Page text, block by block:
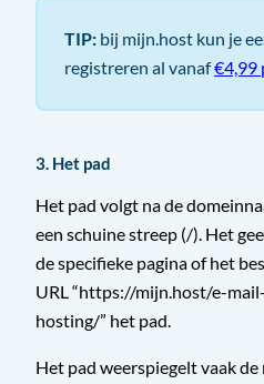
TIP: bij mijn.host kun je
registreren al vanaf€4,99
3. Het pad
Het pad volgt na de
een schuine streep (/). Het
de specifieke pagina of het
URL “https://mijn.host/e-
hosting/” het pad.
Het pad weerspiegelt vaak